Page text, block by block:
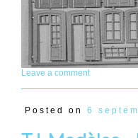
Leave a comment
Posted on 6